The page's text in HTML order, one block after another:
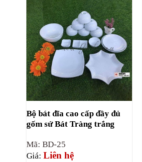
Bộ bát đĩa cao cấp đầy đủ
gốm sứ Bát Tràng trắng
Mã: BD-25
Giá: Liên hệ